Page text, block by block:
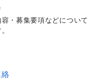
・募集要項などについて
絡